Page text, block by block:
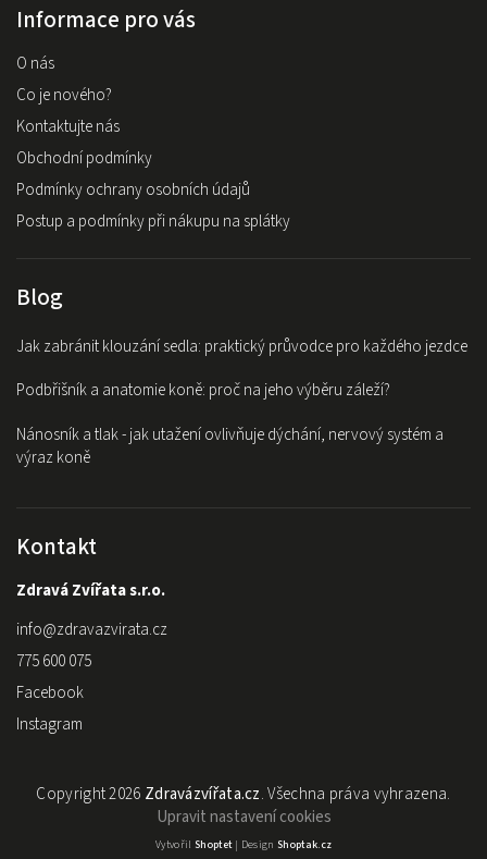
Informace pro vás
O nás
Co je nového?
Kontaktujte nás
Obchodní podmínky
Podmínky ochrany osobních údajů
Postup a podmínky při nákupu na splátky
Blog
Jak zabránit klouzání sedla: praktický průvodce pro každého jezdce
Podbřišník a anatomie koně: proč na jeho výběru záleží?
Nánosník a tlak - jak utažení ovlivňuje dýchání, nervový systém a
výraz koně
Kontakt
Zdravá Zvířata s.r.o.
info@zdravazvirata.cz
775 600 075
Facebook
Instagram
Copyright 2026 Zdravázvířata.cz. Všechna práva vyhrazena.
Upravit nastavení cookies
Vytvořil Shoptet| Design Shoptak.cz